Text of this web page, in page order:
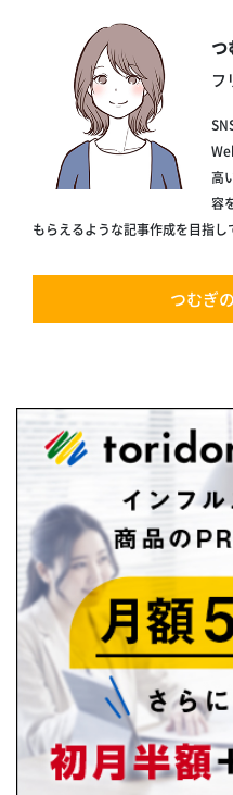
つ
フ
高
容
もらえるような記事作成を目指し
つむぎ